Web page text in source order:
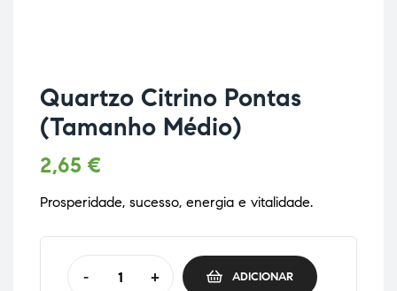
Quartzo Citrino Pontas
(Tamanho Médio)
2,65 €
Prosperidade, sucesso, energia e vitalidade.
- + ADICIONAR